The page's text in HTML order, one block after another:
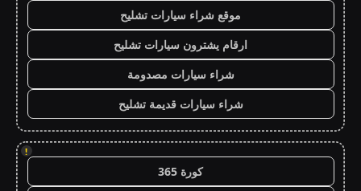
موقع شراء سيارات تشليح
ارقام يشترون سيارات تشليح
شراء سيارات مصدومة
شراء سيارات قديمة تشليح
!
كورة 365